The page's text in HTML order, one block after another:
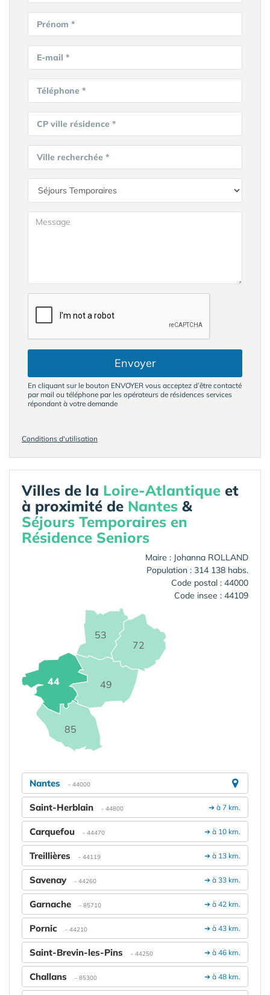
Prénom *
E-mail *
Téléphone *
CP ville résidence *
Ville recherchée *
Envoyer
En cliquant sur le bouton ENVOYER vous acceptez d’être contacté
par mail ou téléphone par les opérateurs de résidences services
répondant à votre demande
Conditions d'utilisation
Villes de la Loire-Atlantique et
à proximité de Nantes &
Séjours Temporaires en
Résidence Seniors
Maire : Johanna ROLLAND
Population : 314 138 habs.
Code postal : 44000
Code insee : 44109
44 49
53
72
85
Nantes - 44000
➔ à 7 km.
Saint-Herblain - 44800
➔ à 10 km.
Carquefou - 44470
➔ à 13 km.
Treillières - 44119
➔ à 33 km.
Savenay - 44260
➔ à 42 km.
Garnache - 85710
➔ à 43 km.
Pornic - 44210
➔ à 46 km.
Saint-Brevin-les-Pins - 44250
➔ à 48 km.
Challans - 85300